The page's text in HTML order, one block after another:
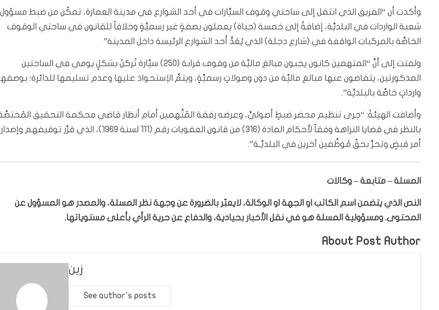
وأكدت أن “الفريق الذي انتقل إلى ساحتي وقوف السيَّارات في أحد الشوارع في مدينة العمارة، تمكّن من ضبط مسؤول
شعبة الواردات في البلديَّة، إضافةً إلى خمسة (جباة) يعملون بصفةٍ غير رسميَّةٍ وخلافاً للقانون في ساحتي الوقوف
الخاصَّة بالمركبات الواقعة في (شارع دجلة) الذي يُعَدُّ أحد الشوارع الرئيسة داخل المدينة”
ولفتت إلى أنَّ “المتهمين كانون يجبون مبالغ ماليَّة من وقوف قرابة (250) سيَّارة تُركنُ بشكلٍ يومي في الساحتين
المذكورتين، يتقاضون عنها مبالغ ماليَّة من دون وصولاتٍ رسميَّةٍ، ويتمُّ الاِستحواذ عليها وعدم تسليمها للدائرة؛
وارداتٍ خاصَّة بالبلديَّة”.
وأضافت الهيئةُ: “جرى تنظيم محضر ضبطٍ أصوليٍّ، وعرضه رفقة المُتَّهمين أمام أنظار قاضي محكمة التحقيق
بالنظر في قضايا النزاهة وفقاً لأحكام المادة (316) من قانون العقوبات رقم (111 لسنة 1969)، الذي قرَّر توقيفهم وإصدار
أمر قبضٍ وتحرٍّ بحقّ مُوظَّفين آخرين في البلديَّـة”.
المسلة – متابعة – وكالات
النص الذي يتضمن اسم الكاتب او الجهة او الوكالة، لايعبّر بالضرورة عن وجهة نظر المسلة، والمصدر هو المسؤول عن
المحتوى. ومسؤولية المسلة هو في نقل الأخبار بحيادية، والدفاع عن حرية الرأي بأعلى مستوياتها.
About Post Author
زين
See author's posts